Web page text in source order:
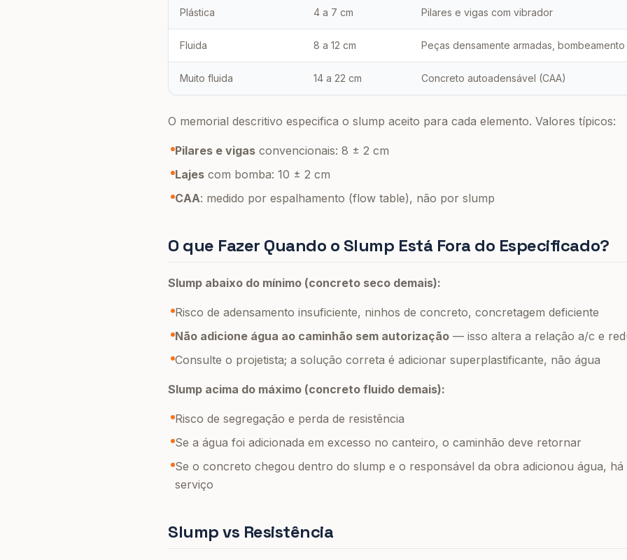
Plástica 4 a 7 cm Pilares e vigas com vibrador
Fluida 8 a 12 cm Peças densamente armadas, bombeamento
Muito fluida 14 a 22 cm Concreto autoadensável (CAA)
O memorial descritivo especifica o slump aceito para cada elemento. Valores típicos:
Pilares e vigas convencionais: 8 ± 2 cm
Lajes com bomba: 10 ± 2 cm
CAA: medido por espalhamento (flow table), não por slump
O que Fazer Quando o Slump Está Fora do Especificado?
Slump abaixo do mínimo (concreto seco demais):
Risco de adensamento insuficiente, ninhos de concreto, concretagem deficiente
Não adicione água ao caminhão sem autorização — isso altera a relação a/c e
Consulte o projetista; a solução correta é adicionar superplastificante, não água
Slump acima do máximo (concreto fluido demais):
Risco de segregação e perda de resistência
Se a água foi adicionada em excesso no canteiro, o caminhão deve retornar
Se o concreto chegou dentro do slump e o responsável da obra adicionou água, há
serviço
Slump vs Resistência